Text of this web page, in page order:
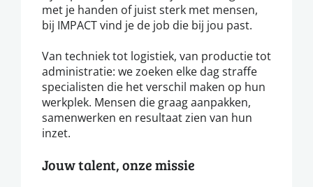
met je handen of juist sterk met mensen,
bij IMPACT vind je de job die bij jou past.
Van techniek tot logistiek, van productie tot
administratie: we zoeken elke dag straffe
specialisten die het verschil maken op hun
werkplek. Mensen die graag aanpakken,
samenwerken en resultaat zien van hun
inzet.
Jouw talent, onze missie